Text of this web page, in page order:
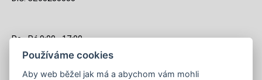
Po - Pá 9:00 - 17:00
(12:00 - 12:30 pauza)
Používáme cookies
Aby web běžel jak má a abychom vám mohli